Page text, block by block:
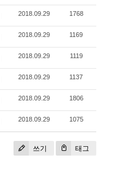
2018.09.29 1768
2018.09.29 1169
2018.09.29 1119
2018.09.29 1137
2018.09.29 1806
2018.09.29 1075
쓰기 태그